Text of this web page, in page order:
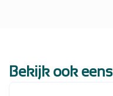
Bekijk ook eens